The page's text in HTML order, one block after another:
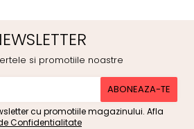
si promotiile noastre
cu promotiile magazinului. Afla
Confidentialitate